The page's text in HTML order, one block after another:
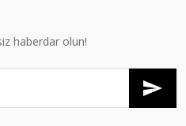
haberdar olun!